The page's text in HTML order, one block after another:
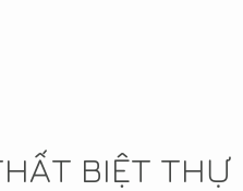
BIỆT THỰ